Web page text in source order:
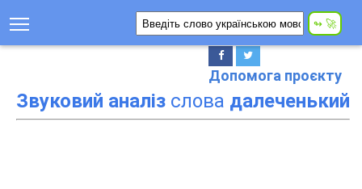
Допомога проєкту
Звуковий аналіз слова далеченький